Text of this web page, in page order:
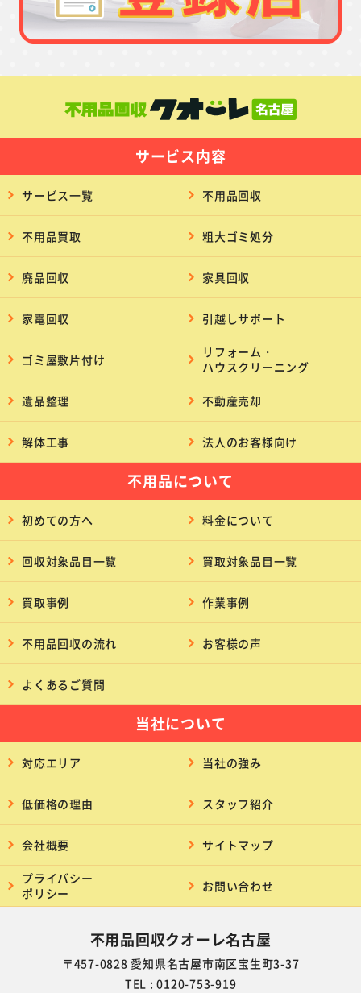
サービス内容
サービス一覧 不用品回収
不用品買取 粗大ゴミ処分
廃品回収 家具回収
家電回収 引越しサポート
ゴミ屋敷片付け
リフォーム・
ハウスクリーニング
遺品整理 不動産売却
解体工事 法人のお客様向け
不用品について
初めての方へ 料金について
回収対象品目一覧 買取対象品目一覧
買取事例 作業事例
不用品回収の流れ お客様の声
よくあるご質問
当社について
対応エリア 当社の強み
低価格の理由 スタッフ紹介
会社概要 サイトマップ
プライバシー
ポリシー
お問い合わせ
不用品回収クオーレ名古屋
〒457-0828 愛知県名古屋市南区宝生町3-37
TEL : 0120-753-919